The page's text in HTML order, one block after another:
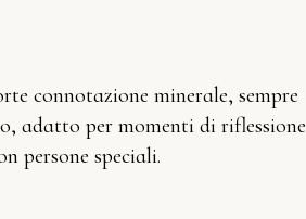
connotazione minerale, sempre
adatto per momenti di
persone speciali.